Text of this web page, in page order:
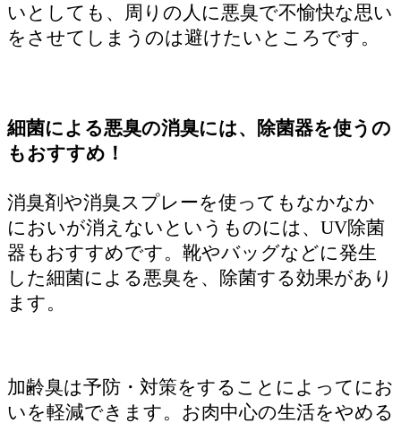
いとしても、周りの人に悪臭で不愉快な思い
をさせてしまうのは避けたいところです。
細菌による悪臭の消臭には、除菌器を使うの
もおすすめ！
消臭剤や消臭スプレーを使ってもなかなか
においが消えないというものには、UV除菌
器もおすすめです。靴やバッグなどに発生
した細菌による悪臭を、除菌する効果があり
ます。
加齢臭は予防・対策をすることによってにお
いを軽減できます。お肉中心の生活をやめる